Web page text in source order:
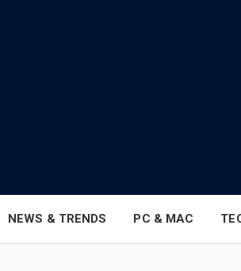
NEWS & TRENDS PC & MAC